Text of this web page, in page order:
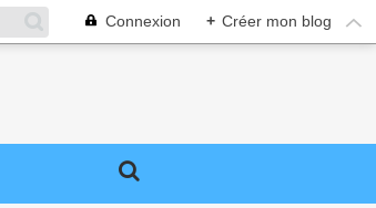
Connexion + Créer mon blog